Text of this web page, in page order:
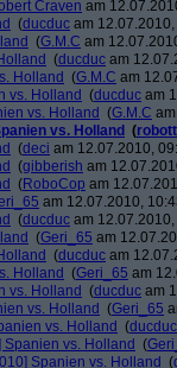
Craven am
(ducduc am
(G.M.C am
(ducduc am
Holland (G.M.C am
vs. Holland (ducduc am
vs. Holland (G.M.C
vs. Holland (
(deci am 12.07.2010,
(gibberish am
(RoboCop am
am 12.07.2010,
(ducduc am
(Geri_65 am
(ducduc am
Holland (Geri_65 am
vs. Holland (ducduc am
vs. Holland (Geri_65
vs. Holland (ducduc
Spanien vs. Holland (
Spanien vs. Holland (